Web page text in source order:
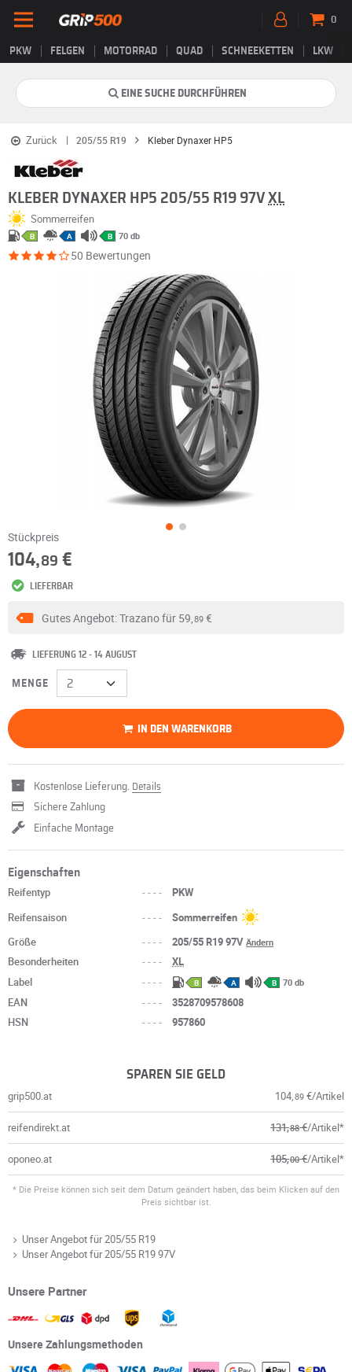
PKW FELGEN MOTORRAD QUAD SCHNEEKETTEN LKW
0
EINE SUCHE DURCHFÜHREN
Zurück 205/55 R19 Kleber Dynaxer HP5
KLEBER DYNAXER HP5 205/55 R19 97V XL
Sommerreifen
B A B 70 db
50 Bewertungen
Stückpreis
104,89 €
LIEFERBAR
Gutes Angebot: Trazano für 59,89€
LIEFERUNG 12 - 14 AUGUST
MENGE
IN DEN WARENKORB
Kostenlose Lieferung. Details
Sichere Zahlung
Einfache Montage
Eigenschaften
Reifentyp ----
PKW
Reifensaison
----
Sommerreifen
Größe
---- 205/55 R19 97VÄndern
Besonderheiten ----
XL
Label
---- B A B 70 db
EAN ----
3528709578608
HSN
---- 957860
SPAREN SIE GELD
grip500.at 104,89 €/Artikel
reifendirekt.at 131,88€/Artikel*
oponeo.at 105,00€/Artikel*
* Die Preise können sich seit dem Datum geändert haben, das beim Klicken auf den
Preis sichtbar ist.
Unser Angebot für 205/55 R19
Unser Angebot für 205/55 R19 97V
Unsere Partner
Unsere Zahlungsmethoden